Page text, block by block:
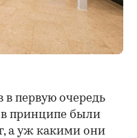
первую очередь
принципе были
а уж какими они